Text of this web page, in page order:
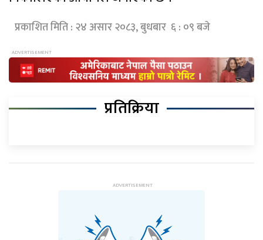
प्रकाशित मिति : २४ असार २०८३, बुधबार ६ : ०९ बजे
प्रतिक्रिया